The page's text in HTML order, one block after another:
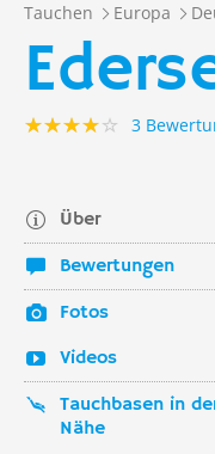
Tauchen Europa
3
Über
Bewertungen
Fotos
Videos
Tauchbasen in
Nähe